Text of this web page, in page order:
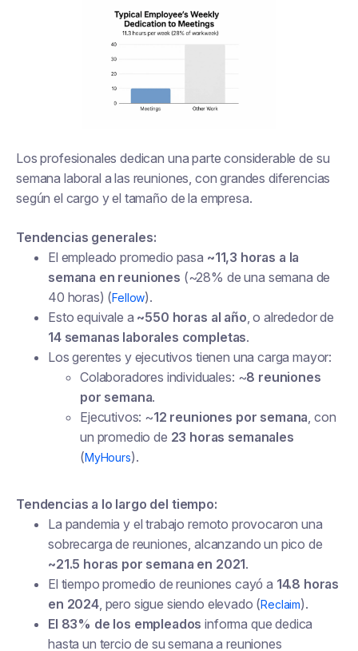
Los profesionales dedican una parte considerable de su
semana laboral a las reuniones, con grandes diferencias
según el cargo y el tamaño de la empresa.
Tendencias generales:
El empleado promedio pasa ~11,3 horas a la
semana en reuniones (~28% de una semana de
40 horas) (Fellow).
Esto equivale a ~550 horas al año, o alrededor de
14 semanas laborales completas.
Los gerentes y ejecutivos tienen una carga mayor:
Colaboradores individuales: ~8 reuniones
por semana.
Ejecutivos: ~12 reuniones por semana, con
un promedio de 23 horas semanales
(MyHours).
Tendencias a lo largo del tiempo:
La pandemia y el trabajo remoto provocaron una
sobrecarga de reuniones, alcanzando un pico de
~21.5 horas por semana en 2021.
El tiempo promedio de reuniones cayó a 14.8 horas
en 2024, pero sigue siendo elevado (Reclaim).
El 83% de los empleados informa que dedica
hasta un tercio de su semana a reuniones